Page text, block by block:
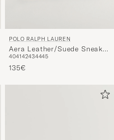
POLO RALPH LAUREN
Aera Leather/Suede Sneaker
White/Grey
404142434445
135€